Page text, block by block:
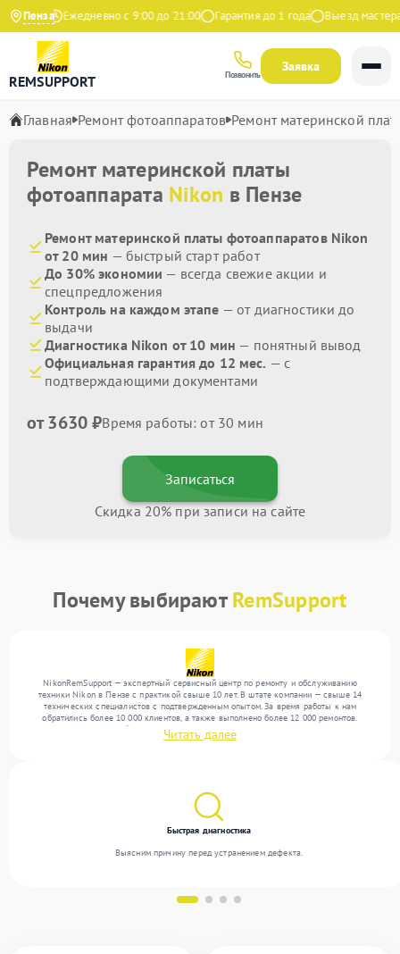
ПензаЕжедневно с 9:00 до 21:00 Гарантия до 1 года Выезд мастера
REMSUPPORT Позвонить
Заявка
Главная Ремонт фотоаппаратов Ремонт материнской
Ремонт материнской платы
фотоаппарата Nikon в Пензе
Ремонт материнской платы фотоаппаратов Nikon
от 20 мин — быстрый старт работ
До 30% экономии — всегда свежие акции и
спецпредложения
Контроль на каждом этапе — от диагностики до
выдачи
Диагностика Nikon от 10 мин — понятный вывод
Официальная гарантия до 12 мес. — с
подтверждающими документами
от 3630 ₽Время работы: от 30 мин
Записаться
Скидка 20% при записи на сайте
Почему выбираютRemSupport
NikonRemSupport — экспертный сервисный центр по ремонту и обслуживанию
техники Nikon в Пензе с практикой свыше 10 лет. В штате компании — свыше 14
технических специалистов с подтвержденным опытом. За время работы к нам
обратились более 10 000 клиентов, а также выполнено более 12 000 ремонтов.
Ежемесячно в сервисный центр поступает свыше 300 единиц техники, включая , , . Мы
беремся за задачи любой сложности и гарантируем высокое качество обслуживания
Читать далее
Быстрая диагностика
Выясним причину перед устранением дефекта.